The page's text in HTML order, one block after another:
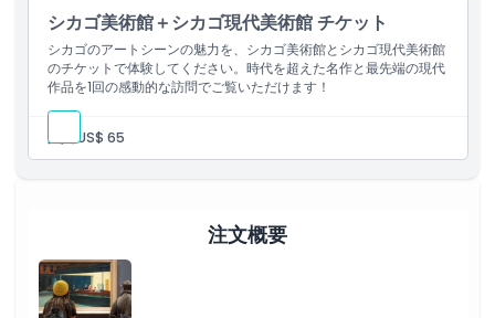
キャンセルポリシー
シカゴ美術館＋シカゴ現代美術館 チケット
シカゴのアートシーンの魅力を、シカゴ美術館とシカゴ現代美術館
のチケットで体験してください。時代を超えた名作と最先端の現代
作品を1回の感動的な訪問でご覧いただけます！
大人: US$ 65
注文概要